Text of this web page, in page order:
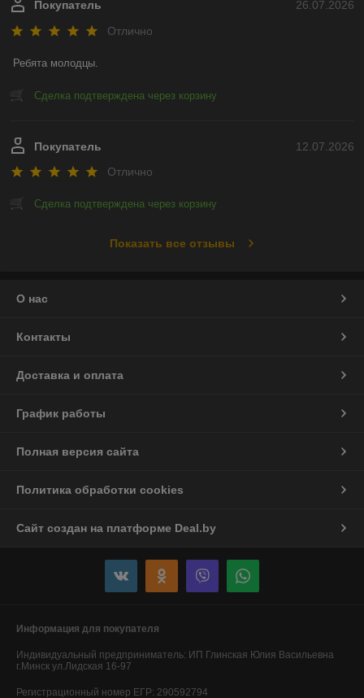
26.07.2026
Покупатель
Отлично
Ребята молодцы.
Сделка подтверждена через корзину
12.07.2026
Покупатель
Отлично
Сделка подтверждена через корзину
Показать все отзывы
О нас
Контакты
Доставка и оплата
График работы
Полная версия сайта
Политика обработки cookies
Сайт создан на платформе Deal.by
Информация для покупателя
Индивидуальный предприниматель: ИП Глинская Юлия Васильевна
г.Минск ул.Лидская 16-97
Регистрационный номер ЕГР: 290592794